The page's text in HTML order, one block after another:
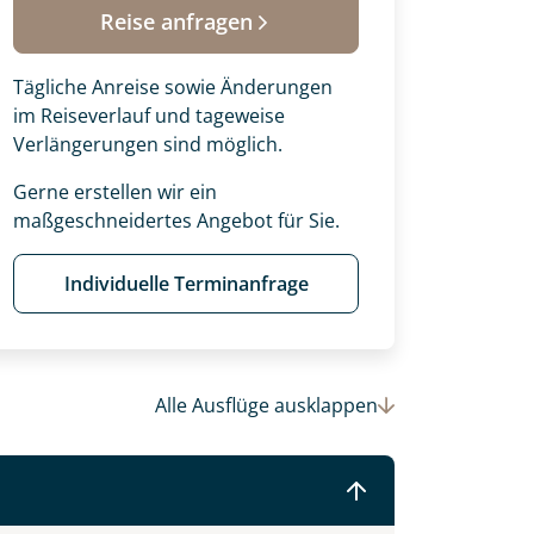
Reise anfragen
Tägliche Anreise sowie Änderungen
im Reiseverlauf und tageweise
Verlängerungen sind möglich.
Gerne erstellen wir ein
maßgeschneidertes Angebot für Sie.
Individuelle Terminanfrage
Alle Ausflügeausklappen
Wunschtermine für die Reise
gestalten wir Ihre